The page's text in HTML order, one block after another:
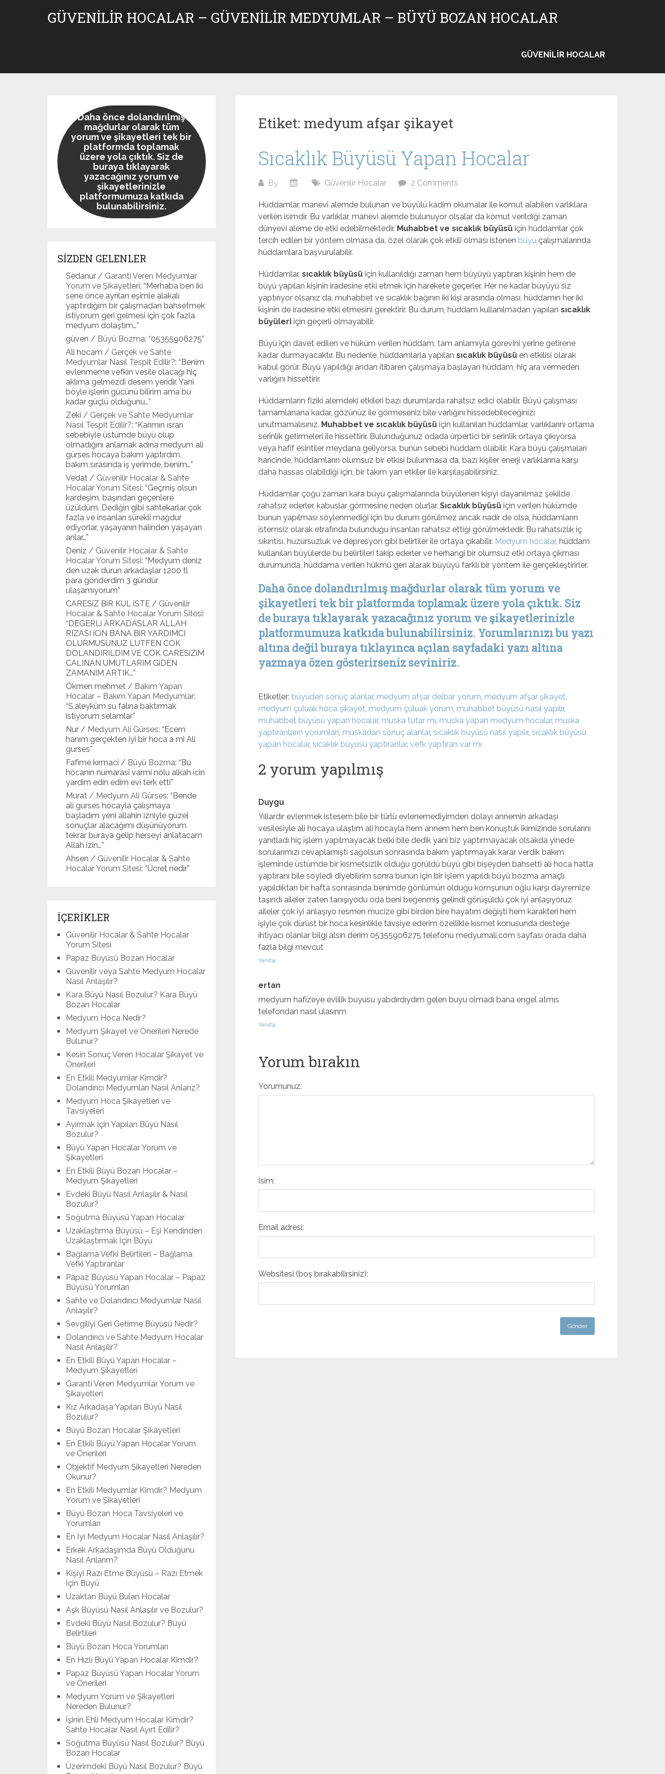
GÜVENILIR HOCALAR – GÜVENILIR MEDYUMLAR – BÜYÜ BOZAN HOCALAR
GÜVENILIR HOCALAR
Etiket: medyum afşar şikayet
Sıcaklık Büyüsü Yapan Hocalar
By Güvenilir Hocalar 2 Comments
Hüddamlar, manevi alemde bulunan ve büyülü kadim okumalar ile komut alabilen varlıklara
verilen isimdir. Bu varlıklar, manevi alemde bulunuyor olsalar da komut verildiği zaman
dünyevi aleme de etki edebilmektedir. Muhabbet ve sıcaklık büyüsü için hüddamlar çok
tercih edilen bir yöntem olmasa da, özel olarak çok etkili olması istenen büyü çalışmalarında
hüddamlara başvurulabilir.
Hüddamlar, sıcaklık büyüsü için kullanıldığı zaman hem büyüyü yaptıran kişinin hem de
büyü yapılan kişinin iradesine etki etmek için harekete geçerler. Her ne kadar büyüyü siz
yaptırıyor olsanız da, muhabbet ve sıcaklık bağının iki kişi arasında olması, hüddamın her iki
kişinin de iradesine etki etmesini gerektirir. Bu durum, hüddam kullanılmadan yapılan sıcaklık
büyüleri için geçerli olmayabilir.
Büyü için davet edilen ve hüküm verilen hüddam, tam anlamıyla görevini yerine getirene
kadar durmayacaktır. Bu nedenle, hüddamlarla yapılan sıcaklık büyüsü en etkilisi olarak
kabul görür. Büyü yapıldığı andan itibaren çalışmaya başlayan hüddam, hiç ara vermeden
varlığını hissettirir.
Hüddamların fiziki alemdeki etkileri bazı durumlarda rahatsız edici olabilir. Büyü çalışması
tamamlanana kadar, gözünüz ile görmeseniz bile varlığını hissedebileceğinizi
unutmamalısınız. Muhabbet ve sıcaklık büyüsü için kullanılan hüddamlar, varlıklarını ortama
serinlik getirmeleri ile hissettirir. Bulunduğunuz odada ürpertici bir serinlik ortaya çıkıyorsa
veya hafif esintiler meydana geliyorsa, bunun sebebi hüddam olabilir. Kara büyü çalışmaları
haricinde, hüddamların olumsuz bir etkisi bulunmasa da, bazı kişiler enerji varlıklarına karşı
daha hassas olabildiği için, bir takım yan etkiler ile karşılaşabilirsiniz.
Hüddamlar çoğu zaman kara büyü çalışmalarında büyülenen kişiyi dayanılmaz şekilde
rahatsız ederler, kabuslar görmesine neden olurlar. Sıcaklık büyüsü için verilen hükümde
bunun yapılması söylenmediği için bu durum görülmez ancak nadir de olsa, hüddamların
istemsiz olarak etrafında bulunduğu insanları rahatsız ettiği görülmektedir. Bu rahatsızlık iç
sıkıntısı, huzursuzluk ve depresyon gibi belirtiler ile ortaya çıkabilir. Medyum hocalar, hüddam
kullanılan büyülerde bu belirtileri takip ederler ve herhangi bir olumsuz etki ortaya çıkması
durumunda, hüddama verilen hükmü geri alarak büyüyü farklı bir yöntem ile gerçekleştirirler.
Daha önce dolandırılmış mağdurlar olarak tüm yorum ve
şikayetleri tek bir platformda toplamak üzere yola çıktık. Siz
de buraya tıklayarak yazacağınız yorum ve şikayetlerinizle
platformumuza katkıda bulunabilirsiniz. Yorumlarınızı bu yazı
altına değil buraya tıklayınca açılan sayfadaki yazı altına
yazmaya özen gösterirseniz seviniriz.
Etiketler: büyüden sonuç alanlar, medyum afşar delbar yorum, medyum afşar şikayet,
medyum çuluak hoca şikayet, medyum çuluak yorum, muhabbet büyüsü nasıl yapılır,
muhabbet büyüsü yapan hocalar, muska tutar mı, muska yapan medyum hocalar, muska
yaptıranların yorumları, muskadan sonuç alanlar, sıcaklık büyüsü nasıl yapılır, sıcaklık büyüsü
yapan hocalar, sıcaklık büyüsü yaptıranlar, vefk yaptıran var mı
2 yorum yapılmış
Duygu
Yıllardır evlenmek istesem bile bir türlü evlenemediyimden dolayı annemin arkadaşı
vesilesiyle ali hocaya ulaştım ali hocayla hem annem hem ben konuştuk ikimizinde sorularını
yanıtladı hiç işlem yapılmayacak belki bile dedik yani biz yaptırmayacak olsakda yinede
sorularımızı cevaplamıştı sağolsun sonrasında bakım yaptırmayak karar verdik bakım
işleminde üstümde bir kısmetsizlik olduğu görüldü büyü gibi bişeyden bahsetti ali hoca hatta
yaptıranı bile soyledi diyebilirim sonra bunun için bir işlem yapıldı büyü bozma amaçlı
yapıldıktan bir hafta sonrasında benimde gönlümün olduğu komşunun oğlu karşı dayremize
taşındı aileler zaten tanışıyodu oda beni beğenmiş gelindi görüşüldü çok iyi anlaşıyoruz
aileler çok iyi anlaşıyo resmen mucize gibi birden bire hayatım değişti hem karakteri hem
işiyle çok dürüst bir hoca kesinlikle tavsiye ederim özellikle kısmet konusunda desteğe
ihtiyacı olanlar bilgi alsın derim 05355906275 telefonu medyumali.com sayfası orada daha
fazla bilgi mevcut
Yanıtla
ertan
medyum hafizeye evlilik buyusu yabdırdıydım gelen buyu olmadı bana engel atmıs
telefondan nasıl ulasırım
Yanıtla
Yorum bırakın
Yorumunuz:
İsim:
Email adresi:
Websitesi (boş bırakabilirsiniz):
Daha önce dolandırılmış
mağdurlar olarak tüm
yorum ve şikayetleri tek bir
platformda toplamak
üzere yola çıktık. Siz de
buraya tıklayarak
yazacağınız yorum ve
şikayetlerinizle
platformumuza katkıda
bulunabilirsiniz.
SİZDEN GELENLER
Sedanur / Garanti Veren Medyumlar
Yorum ve Şikayetleri: “Merhaba ben iki
sene önce ayrılan eşimle alakalı
yaptırdığım bir çalışmadan bahsetmek
istiyorum geri gelmesi için çok fazla
medyum dolaştım…”
güven / Büyü Bozma: “05355906275”
Ali hocam / Gerçek ve Sahte
Medyumlar Nasıl Tespit Edilir?: “Benim
evlenmeme vefkin vesile olacağı hiç
aklıma gelmezdi desem yeridir. Yani
böyle işlerin gücünü bilirim ama bu
kadar güçlü olduğunu…”
Zeki / Gerçek ve Sahte Medyumlar
Nasıl Tespit Edilir?: “Karımın ısrarı
sebebiyle üstümde büyü olup
olmadığını anlamak adına medyum ali
gürses hocaya bakım yaptırdım,
bakım sırasında iş yerimde, benim…”
Vedat / Güvenilir Hocalar & Sahte
Hocalar Yorum Sitesi: “Geçmiş olsun
kardeşim, başından geçenlere
üzüldüm. Dediğin gibi sahtekarlar çok
fazla ve insanları sürekli mağdur
ediyorlar, yaşayanın halinden yaşayan
anlar…”
Deniz / Güvenilir Hocalar & Sahte
Hocalar Yorum Sitesi: “Medyum deniz
den uzak durun arkadaşlar 1200 tl
para gönderdim 3 gündür
ulaşamıyorum”
CARESiZ BiR KUL iSTE / Güvenilir
Hocalar & Sahte Hocalar Yorum Sitesi:
“DEGERLi ARKADASLAR ALLAH
RIZASI iCiN BANA BiR YARDIMCI
OLURMUSUNUZ LUTFEN COK
DOLANDIRILDIM VE COK CARESiZiM
CALINAN UMUTLARIM GiDEN
ZAMANIM ARTIK…”
Ökmen mehmet / Bakım Yapan
Hocalar – Bakım Yapan Medyumlar:
“S.aleyküm su falına baktırmak
istiyorum selamlar”
Nur / Medyum Ali Gürses: “Ecem
hanım gerçekten iyi bir hoca a mi Ali
gurses”
Fafime kırmaci / Büyü Bozma: “Bu
hocanın numarasi varmi nolu alkah icin
yardim edin edim evi terk etti”
Murat / Medyum Ali Gürses: “Bende
ali gurses hocayla çalışmaya
başladım yeni allahin izniyle güzel
sonuçlar alacağımı düşünüyorum
tekrar buraya gelip herseyi anlatacam
Allah izin…”
Ahsen / Güvenilir Hocalar & Sahte
Hocalar Yorum Sitesi: “Ücret nedir”
İÇERİKLER
Güvenilir Hocalar & Sahte Hocalar
Yorum Sitesi
Papaz Büyüsü Bozan Hocalar
Güvenilir veya Sahte Medyum Hocalar
Nasıl Anlaşılır?
Kara Büyü Nasıl Bozulur? Kara Büyü
Bozan Hocalar
Medyum Hoca Nedir?
Medyum Şikayet ve Önerileri Nerede
Bulunur?
Kesin Sonuç Veren Hocalar Şikayet ve
Önerileri
En Etkili Medyumlar Kimdir?
Dolandırıcı Medyumları Nasıl Anlarız?
Medyum Hoca Şikayetleri ve
Tavsiyeleri
Ayırmak İçin Yapılan Büyü Nasıl
Bozulur?
Büyü Yapan Hocalar Yorum ve
Şikayetleri
En Etkili Büyü Bozan Hocalar –
Medyum Şikayetleri
Evdeki Büyü Nasıl Anlaşılır & Nasıl
Bozulur?
Soğutma Büyüsü Yapan Hocalar
Uzaklaştırma Büyüsü – Eşi Kendinden
Uzaklaştırmak İçin Büyü
Bağlama Vefki Belirtileri – Bağlama
Vefki Yaptıranlar
Papaz Büyüsü Yapan Hocalar – Papaz
Büyüsü Yorumları
Sahte ve Dolandırıcı Medyumlar Nasıl
Anlaşılır?
Sevgiliyi Geri Getirme Büyüsü Nedir?
Dolandırıcı ve Sahte Medyum Hocalar
Nasıl Anlaşılır?
En Etkili Büyü Yapan Hocalar –
Medyum Şikayetleri
Garanti Veren Medyumlar Yorum ve
Şikayetleri
Kız Arkadaşa Yapılan Büyü Nasıl
Bozulur?
Büyü Bozan Hocalar Şikayetleri
En Etkili Büyü Yapan Hocalar Yorum
ve Önerileri
Objektif Medyum Şikayetleri Nereden
Okunur?
En Etkili Medyumlar Kimdir? Medyum
Yorum ve Şikayetleri
Büyü Bozan Hoca Tavsiyeleri ve
Yorumları
En İyi Medyum Hocalar Nasıl Anlaşılır?
Erkek Arkadaşımda Büyü Olduğunu
Nasıl Anlarım?
Kişiyi Razı Etme Büyüsü – Razı Etmek
İçin Büyü
Uzaktan Büyü Bulan Hocalar
Aşk Büyüsü Nasıl Anlaşılır ve Bozulur?
Evdeki Büyü Nasıl Bozulur? Büyü
Belirtileri
Büyü Bozan Hoca Yorumları
En Hızlı Büyü Yapan Hocalar Kimdir?
Papaz Büyüsü Yapan Hocalar Yorum
ve Önerileri
Medyum Yorum ve Şikayetleri
Nereden Bulunur?
İşinin Ehli Medyum Hocalar Kimdir?
Sahte Hocalar Nasıl Ayırt Edilir?
Soğutma Büyüsü Nasıl Bozulur? Büyü
Bozan Hocalar
Üzerimdeki Büyü Nasıl Bozulur? Büyü